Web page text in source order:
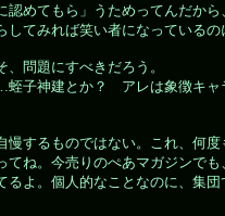
めてもら」うためってんだから
てみれば笑い者になっているの
問題にすべきだろう。
子神建とか？ アレは象徴キャ
するものではない。これ、何度
ね。今売りのぺあマガジンでも
よ。個人的なことなのに、集団